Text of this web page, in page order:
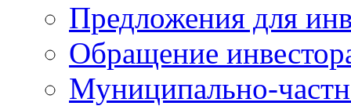
Предложения для
Обращение
Муниципально-